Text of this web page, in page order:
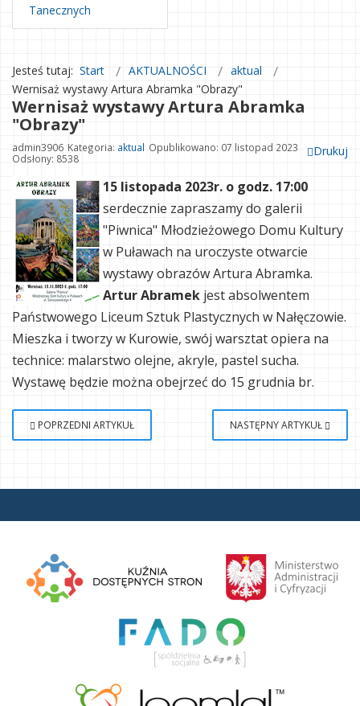
Tanecznych
Jesteś tutaj: Start AKTUALNOŚCI
aktual
Wernisaż wystawy Artura Abramka "Obrazy"
Wernisaż wystawy Artura Abramka
"Obrazy"
Drukuj
admin3906 Kategoria: aktual Opublikowano: 07 listopad 2023
Odsłony: 8538
15 listopada 2023r. o godz. 17:00
serdecznie zapraszamy do galerii
"Piwnica" Młodzieżowego Domu Kultury
w Puławach na uroczyste otwarcie
wystawy obrazów Artura Abramka.
Artur Abramek jest absolwentem
Państwowego Liceum Sztuk Plastycznych w Nałęczowie.
Mieszka i tworzy w Kurowie, swój warsztat opiera na
technice: malarstwo olejne, akryle, pastel sucha.
Wystawę będzie można obejrzeć do 15 grudnia br.
POPRZEDNI ARTYKUŁ NASTĘPNY ARTYKUŁ